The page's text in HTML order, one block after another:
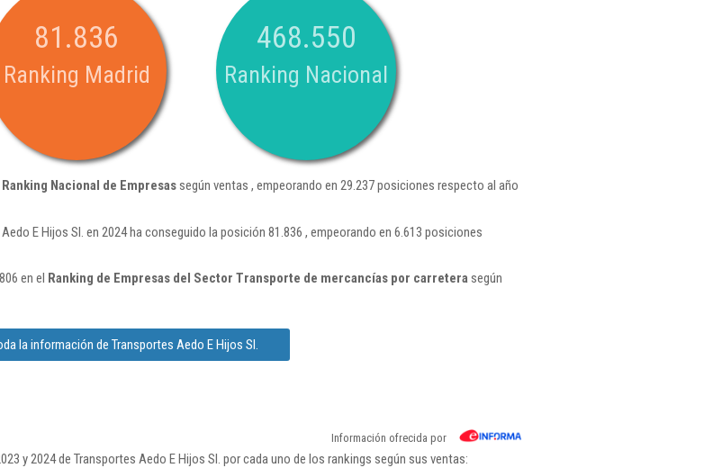
81.836
Ranking Madrid
468.550
Ranking Nacional
Ranking Nacional de Empresassegún ventas , empeorando en 29.237 posiciones respecto al año
E Hijos Sl. en 2024 ha conseguido la posición 81.836 , empeorando en 6.613 posiciones
en el Ranking de Empresas del Sector Transporte de mercancías por carreterasegún
la información de Transportes Aedo E Hijos Sl.
Información ofrecida por
y 2024 de Transportes Aedo E Hijos Sl. por cada uno de los rankings según sus ventas: